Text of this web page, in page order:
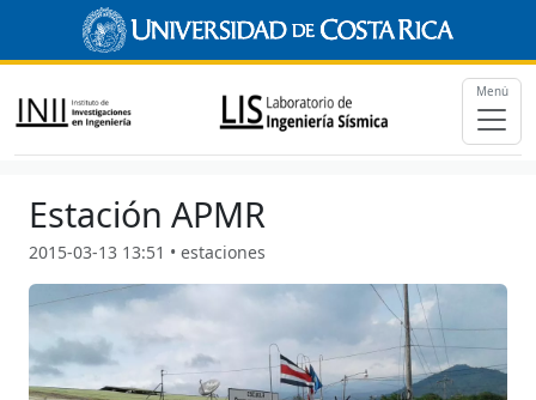
Menú
Estación APMR
2015-03-13 13:51 • estaciones